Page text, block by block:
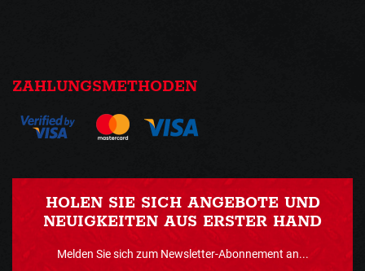
ZAHLUNGSMETHODEN
HOLEN SIE SICH ANGEBOTE UND
NEUIGKEITEN AUS ERSTER HAND
Melden Sie sich zum Newsletter-Abonnement an...